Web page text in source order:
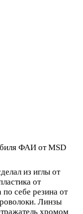
ФАИ от MSD
из иглы от
от
себе резина от
Линзы
хромом